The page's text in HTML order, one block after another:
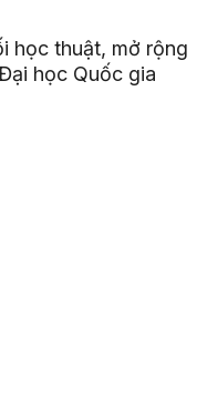
học thuật, mở rộng
học Quốc gia